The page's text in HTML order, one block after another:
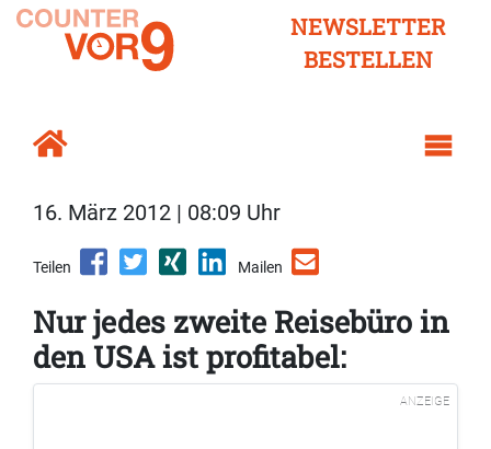
NEWSLETTER
BESTELLEN
16. März 2012 | 08:09 Uhr
Teilen Mailen
Nur jedes zweite Reisebüro in
den USA ist profitabel:
ANZEIGE